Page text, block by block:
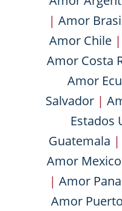
| Amor
Amor Chile |
Amor Costa
Amor
Salvador |
Estados
Guatemala |
Amor Mexico
| Amor
Amor